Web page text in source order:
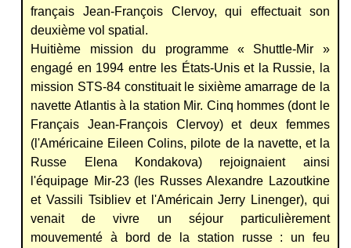
français Jean-François Clervoy, qui effectuait son
deuxième vol spatial.
Huitième mission du programme « Shuttle-Mir »
engagé en 1994 entre les États-Unis et la Russie, la
mission STS-84 constituait le sixième amarrage de la
navette Atlantis à la station Mir. Cinq hommes (dont le
Français Jean-François Clervoy) et deux femmes
(l'Américaine Eileen Colins, pilote de la navette, et la
Russe Elena Kondakova) rejoignaient ainsi
l'équipage Mir-23 (les Russes Alexandre Lazoutkine
et Vassili Tsibliev et l'Américain Jerry Linenger), qui
venait de vivre un séjour particulièrement
mouvementé à bord de la station russe : un feu